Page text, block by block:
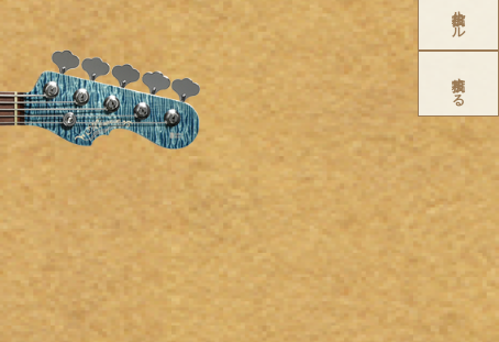
投稿ルール
投稿する